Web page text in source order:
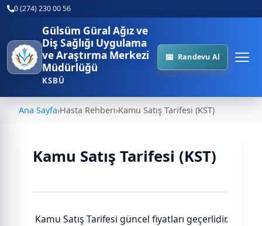
0 (274) 230 00 56
Gülsüm Güral Ağız ve
Diş Sağlığı Uygulama
ve Araştırma Merkezi
Müdürlüğü
KSBÜ
Randevu Al
Ana Sayfa›Hasta Rehberi›Kamu Satış Tarifesi (KST)
Kamu Satış Tarifesi (KST)
Kamu Satış Tarifesi güncel fiyatları geçerlidir.